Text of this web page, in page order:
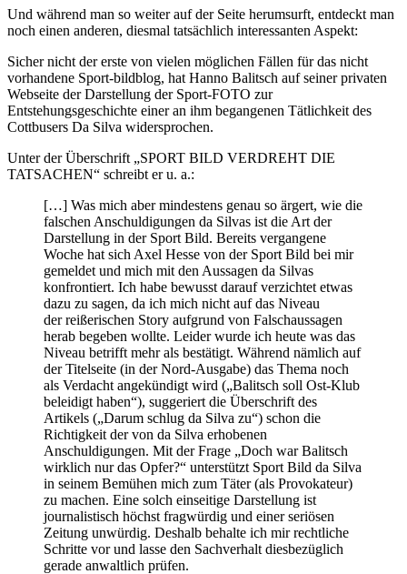
Und während man so weiter auf der Seite herumsurft, entdeckt man
noch einen anderen, diesmal tatsächlich interessanten Aspekt:
Sicher nicht der erste von vielen möglichen Fällen für das nicht
vorhandene Sport-bildblog, hat Hanno Balitsch auf seiner privaten
Webseite der Darstellung der Sport-FOTO zur
Entstehungsgeschichte einer an ihm begangenen Tätlichkeit des
Cottbusers Da Silva widersprochen.
Unter der Überschrift „SPORT BILD VERDREHT DIE
TATSACHEN“ schreibt er u. a.:
[…] Was mich aber mindestens genau so ärgert, wie die
falschen Anschuldigungen da Silvas ist die Art der
Darstellung in der Sport Bild. Bereits vergangene
Woche hat sich Axel Hesse von der Sport Bild bei mir
gemeldet und mich mit den Aussagen da Silvas
konfrontiert. Ich habe bewusst darauf verzichtet etwas
dazu zu sagen, da ich mich nicht auf das Niveau
der reißerischen Story aufgrund von Falschaussagen
herab begeben wollte. Leider wurde ich heute was das
Niveau betrifft mehr als bestätigt. Während nämlich auf
der Titelseite (in der Nord-Ausgabe) das Thema noch
als Verdacht angekündigt wird („Balitsch soll Ost-Klub
beleidigt haben“), suggeriert die Überschrift des
Artikels („Darum schlug da Silva zu“) schon die
Richtigkeit der von da Silva erhobenen
Anschuldigungen. Mit der Frage „Doch war Balitsch
wirklich nur das Opfer?“ unterstützt Sport Bild da Silva
in seinem Bemühen mich zum Täter (als Provokateur)
zu machen. Eine solch einseitige Darstellung ist
journalistisch höchst fragwürdig und einer seriösen
Zeitung unwürdig. Deshalb behalte ich mir rechtliche
Schritte vor und lasse den Sachverhalt diesbezüglich
gerade anwaltlich prüfen.